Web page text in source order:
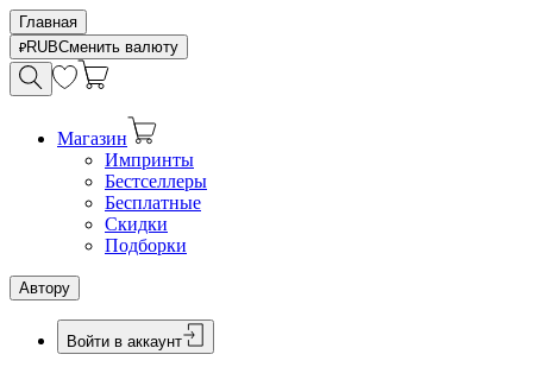
Главная
RUBСменить валюту
Магазин
Импринты
Бестселлеры
Бесплатные
Скидки
Подборки
Автору
Войти в аккаунт